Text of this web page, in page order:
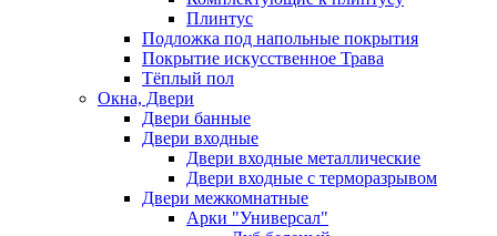
Плинтус
Подложка под напольные покрытия
Покрытие искусственное Трава
Тёплый пол
Окна, Двери
Двери банные
Двери входные
Двери входные металлические
Двери входные с терморазрывом
Двери межкомнатные
Арки "Универсал"